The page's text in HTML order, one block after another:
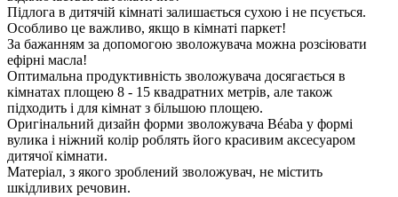
Підлога в дитячій кімнаті залишається сухою і не псується.
Особливо це важливо, якщо в кімнаті паркет!
За бажанням за допомогою зволожувача можна розсіювати
ефірні масла!
Оптимальна продуктивність зволожувача досягається в
кімнатах площею 8 - 15 квадратних метрів, але також
підходить і для кімнат з більшою площею.
Оригінальний дизайн форми зволожувача Béaba у формі
вулика і ніжний колір роблять його красивим аксесуаром
дитячої кімнати.
Матеріал, з якого зроблений зволожувач, не містить
шкідливих речовин.